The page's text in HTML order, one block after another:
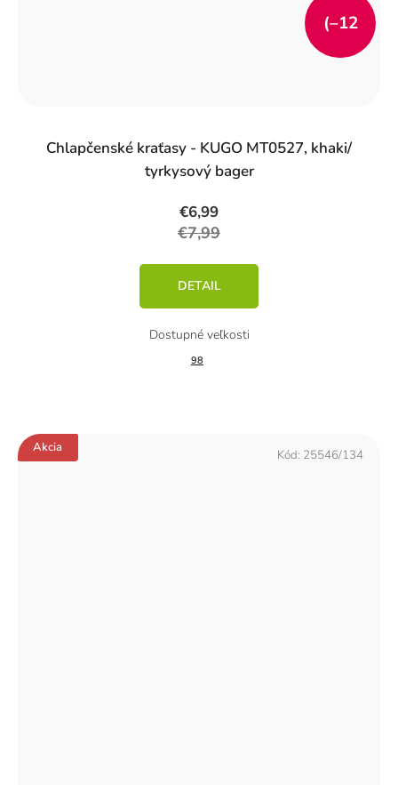
Chlapčenské kraťasy - KUGO MT0527, khaki/
tyrkysový bager
€6,99
€7,99
(–12
DETAIL
98
Akcia Kód: 25546/134